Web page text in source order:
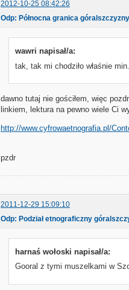
2012-10-25 08:42:26
Odp: Północna granica
wawri napisał/a:
tak, tak mi chodziło właśnie
dawno tutaj nie gościłem, więc
linkiem, lektura na pewno wiele Ci
http://www.cyfrowaetnografia.pl/
pzdr
2011-12-29 15:09:10
Odp: Podział etnograficzny
harnaś wołoski napisał/a:
Gooral z tymi muszelkami w